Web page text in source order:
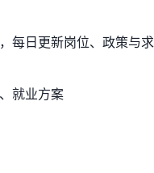
每日更新岗位、政策与求
就业方案